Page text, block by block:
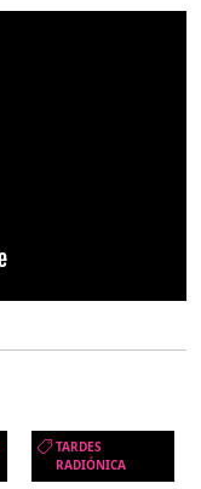
TARDES
RADIÓNICA